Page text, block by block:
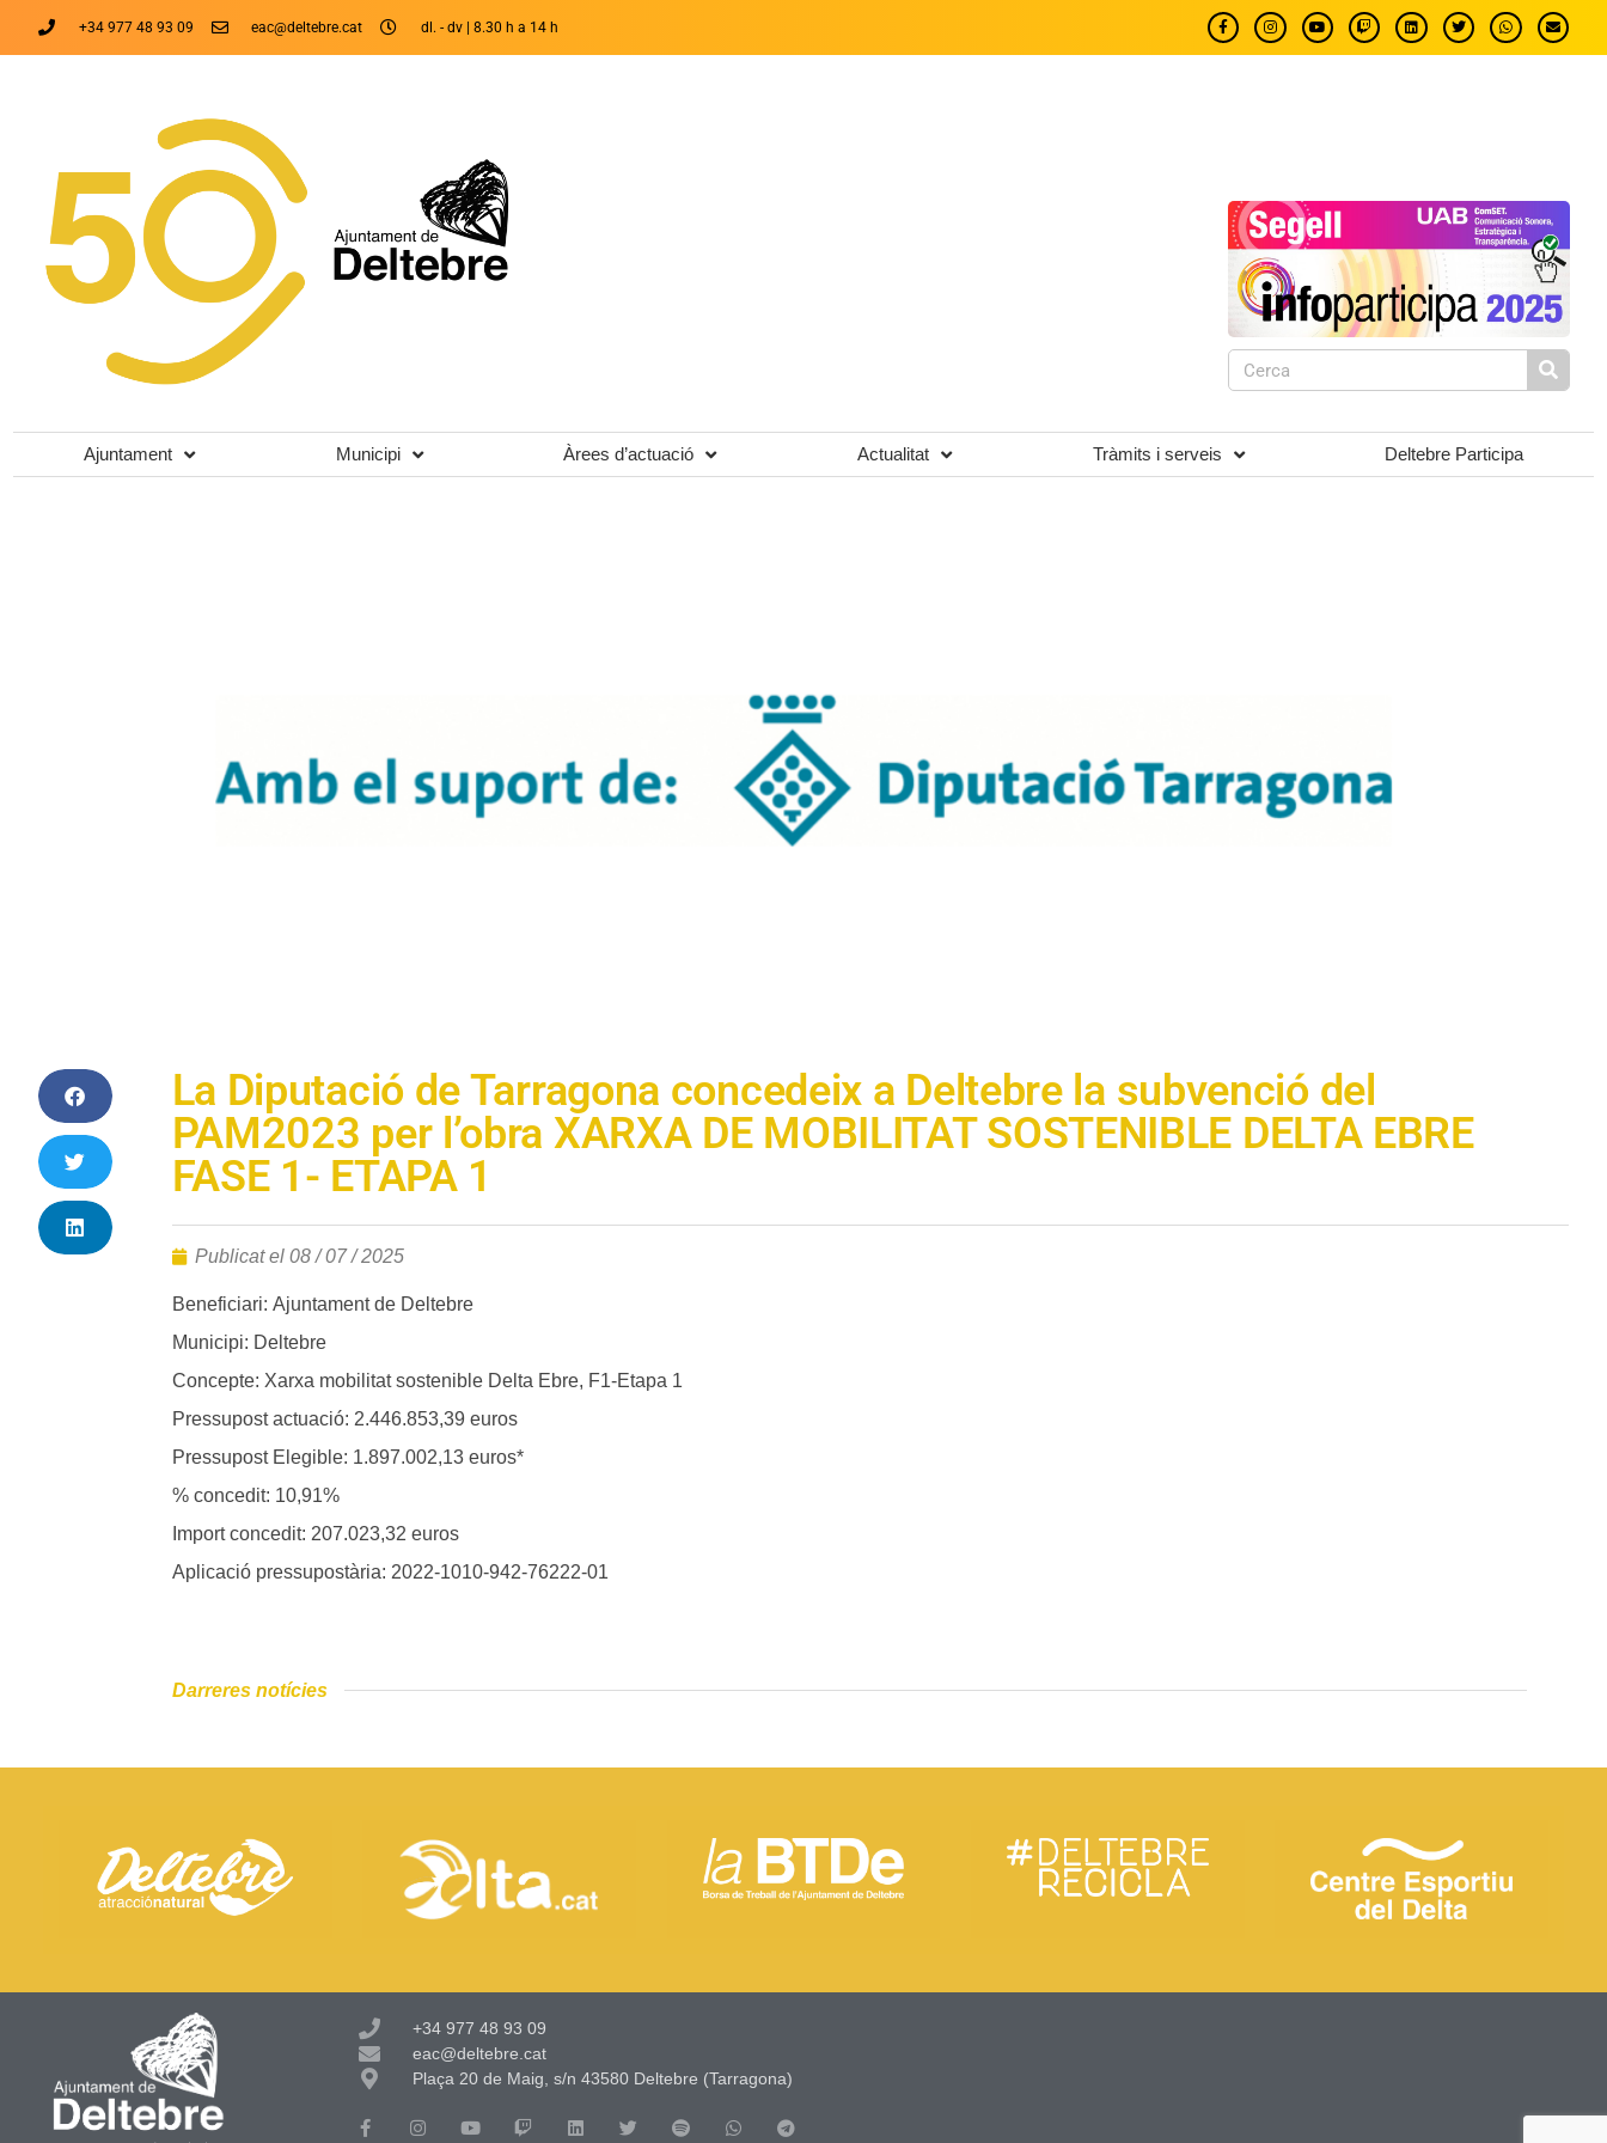
+34 977 48 93 09 eac@deltebre.cat dl. - dv | 8.30 h a 14 h
Ajuntament Municipi Àrees d’actuació Actualitat Tràmits i serveis Deltebre Participa
La Diputació de Tarragona concedeix a Deltebre la subvenció del
PAM2023 per l’obra XARXA DE MOBILITAT SOSTENIBLE DELTA EBRE
FASE 1- ETAPA 1
Publicat el 08 / 07 / 2025
Beneficiari: Ajuntament de Deltebre
Municipi: Deltebre
Concepte: Xarxa mobilitat sostenible Delta Ebre, F1-Etapa 1
Pressupost actuació: 2.446.853,39 euros
Pressupost Elegible: 1.897.002,13 euros*
% concedit: 10,91%
Import concedit: 207.023,32 euros
Aplicació pressupostària: 2022-1010-942-76222-01
Darreres notícies
+34 977 48 93 09​
eac@deltebre.cat
Plaça 20 de Maig, s/n 43580 Deltebre (Tarragona)